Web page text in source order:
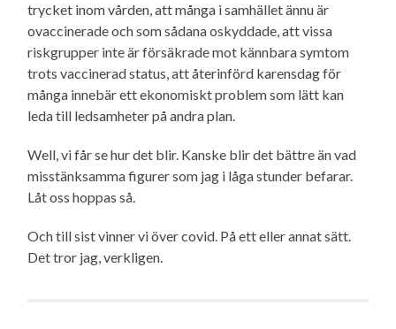
trycket inom vården, att många i samhället ännu är
ovaccinerade och som sådana oskyddade, att vissa
riskgrupper inte är försäkrade mot kännbara symtom
trots vaccinerad status, att återinförd karensdag för
många innebär ett ekonomiskt problem som lätt kan
leda till ledsamheter på andra plan.
Well, vi får se hur det blir. Kanske blir det bättre än vad
misstänksamma figurer som jag i låga stunder befarar.
Låt oss hoppas så.
Och till sist vinner vi över covid. På ett eller annat sätt.
Det tror jag, verkligen.